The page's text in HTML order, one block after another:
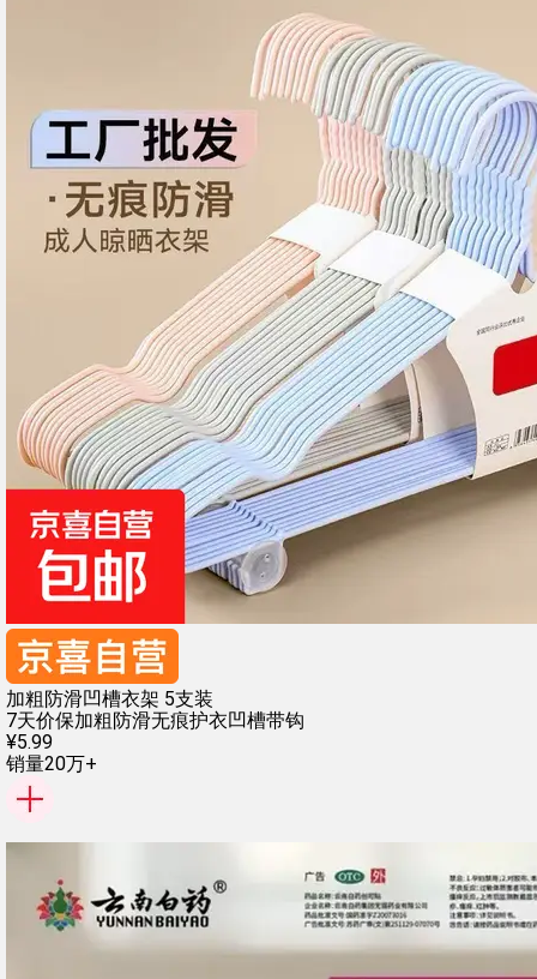
加粗防滑凹槽衣架 5支装
7天价保加粗防滑无痕护衣凹槽带钩
¥5.99
销量20万+